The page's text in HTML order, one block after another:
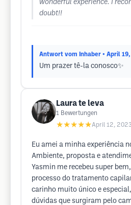
wonderful experience. I
doubt!!
Antwort vom Inhaber • April
Um prazer tê-la conosco✨
Laura te leva
1 Bewertungen
★★★★★April 12,
Eu amei a minha experiência
Ambiente, proposta e
Yasmin me recebeu super
processo do tratamento
carinho muito único e
dúvidas que surgiram pelo